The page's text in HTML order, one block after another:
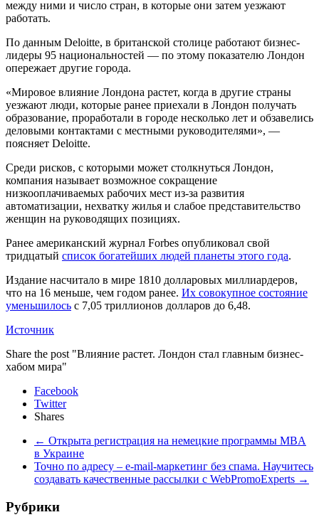
между ними и число стран, в которые они затем уезжают
работать.
По данным Deloitte, в британской столице работают бизнес-
лидеры 95 национальностей — по этому показателю Лондон
опережает другие города.
«Мировое влияние Лондона растет, когда в другие страны
уезжают люди, которые ранее приехали в Лондон получать
образование, проработали в городе несколько лет и обзавелись
деловыми контактами с местными руководителями», —
поясняет Deloitte.
Среди рисков, с которыми может столкнуться Лондон,
компания называет возможное сокращение
низкооплачиваемых рабочих мест из-за развития
автоматизации, нехватку жилья и слабое представительство
женщин на руководящих позициях.
Ранее американский журнал Forbes опубликовал свой
тридцатый список богатейших людей планеты этого года.
Издание насчитало в мире 1810 долларовых миллиардеров,
что на 16 меньше, чем годом ранее. Их совокупное состояние
уменьшилось с 7,05 триллионов долларов до 6,48.
Источник
Share the post "Влияние растет. Лондон стал главным бизнес-
хабом мира"
Facebook
Twitter
Shares
← Открыта регистрация на немецкие программы MBA
в Украине
Точно по адресу – e-mail-маркетинг без спама. Научитесь
создавать качественные рассылки с WebPromoExperts →
Рубрики